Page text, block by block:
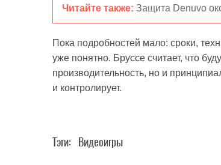
Читайте также: Защита Denuvo
Пока подробностей мало: сроки,
уже понятно. Бруссе считает, что
производительность, но и
и контролирует.
Тэги: Видеоигры